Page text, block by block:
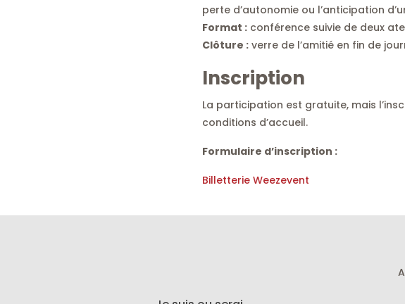
perte d’autonomie ou l’anticipation
Format : conférence suivie de deux
Clôture : verre de l’amitié en fin de
Inscription
La participation est gratuite, mais
conditions d’accueil.
Formulaire d’inscription :
Billetterie Weezevent